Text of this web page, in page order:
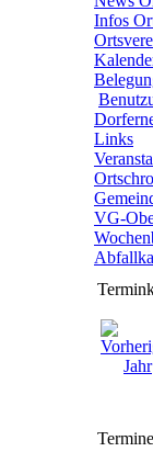
Infos
Links
VG-